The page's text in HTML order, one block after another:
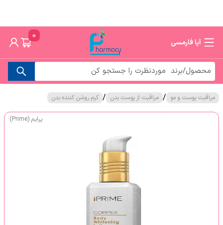
آپا فارمسی
0
مراقبت پوست و مو / مراقبت از پوست بدن / کرم روشن کننده بدن
پرایم (Prime)